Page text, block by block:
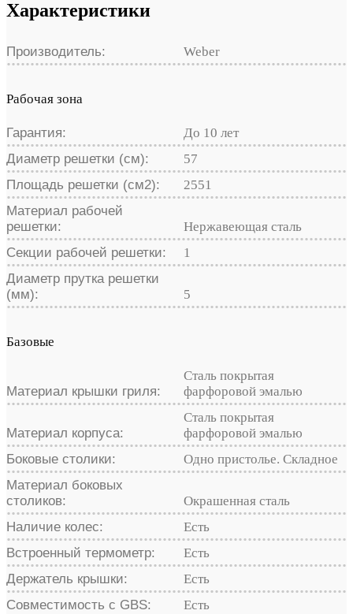
Характеристики
Производитель: Weber
Рабочая зона
Гарантия:
До 10 лет
Диаметр решетки (см):
57
Площадь решетки (см2):
2551
Материал рабочей
решетки:
Нержавеющая сталь
Секции рабочей решетки:
1
Диаметр прутка решетки
(мм):
5
Базовые
Материал крышки гриля:
Сталь покрытая
фарфоровой эмалью
Материал корпуса:
Сталь покрытая
фарфоровой эмалью
Боковые столики:
Одно пристолье. Складное
Материал боковых
столиков:
Окрашенная сталь
Наличие колес:
Есть
Встроенный термометр:
Есть
Держатель крышки:
Есть
Совместимость с GBS:
Есть